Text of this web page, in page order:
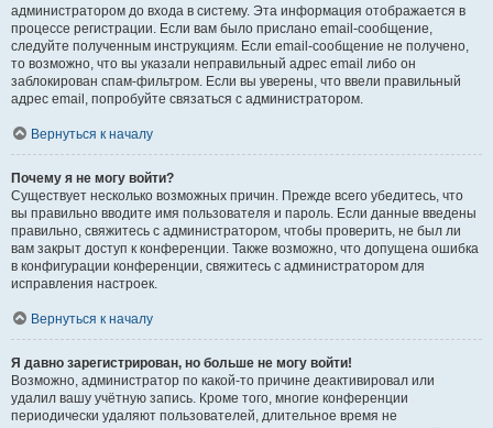
администратором до входа в систему. Эта информация отображается в
процессе регистрации. Если вам было прислано email-сообщение,
следуйте полученным инструкциям. Если email-сообщение не получено,
то возможно, что вы указали неправильный адрес email либо он
заблокирован спам-фильтром. Если вы уверены, что ввели правильный
адрес email, попробуйте связаться с администратором.
Вернуться к началу
Почему я не могу войти?
Существует несколько возможных причин. Прежде всего убедитесь, что
вы правильно вводите имя пользователя и пароль. Если данные введены
правильно, свяжитесь с администратором, чтобы проверить, не был ли
вам закрыт доступ к конференции. Также возможно, что допущена ошибка
в конфигурации конференции, свяжитесь с администратором для
исправления настроек.
Вернуться к началу
Я давно зарегистрирован, но больше не могу войти!
Возможно, администратор по какой-то причине деактивировал или
удалил вашу учётную запись. Кроме того, многие конференции
периодически удаляют пользователей, длительное время не